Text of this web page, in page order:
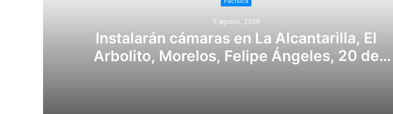
5 agosto, 2026
Instalarán cámaras en La Alcantarilla, El
Arbolito, Morelos, Felipe Ángeles, 20 de